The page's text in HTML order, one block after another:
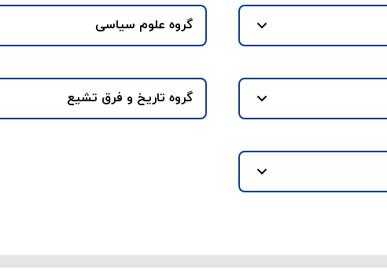
گروه علوم سیاسی
گروه تاریخ و فرق تشیع